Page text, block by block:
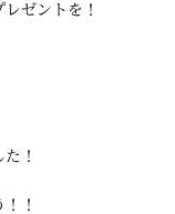
ゼントを！
！
！